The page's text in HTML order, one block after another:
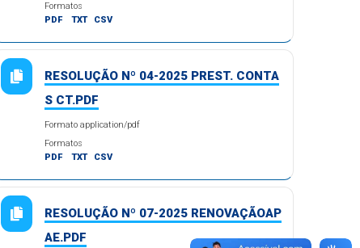
Formatos
PDF
TXT CSV
RESOLUÇÃO Nº 04-2025 PREST. CONTA
S CT.PDF
Formato application/pdf
Formatos
PDF
TXT CSV
RESOLUÇÃO Nº 07-2025 RENOVAÇÃOAP
AE.PDF